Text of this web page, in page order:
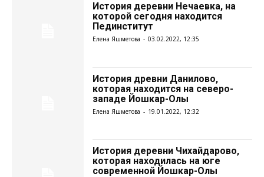
История деревни Нечаевка, на
которой сегодня находится
Пединститут
Елена Яшметова - 03.02.2022, 12:35
История древни Данилово,
которая находится на северо-
западе Йошкар-Олы
Елена Яшметова - 19.01.2022, 12:32
История деревни Чихайдарово,
которая находилась на юге
современной Йошкар-Олы